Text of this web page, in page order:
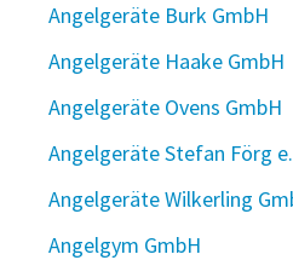
Angelgeräte Burk GmbH
Angelgeräte Haake GmbH
Angelgeräte Ovens GmbH
Angelgeräte Stefan Förg
Angelgeräte Wilkerling
Angelgym GmbH